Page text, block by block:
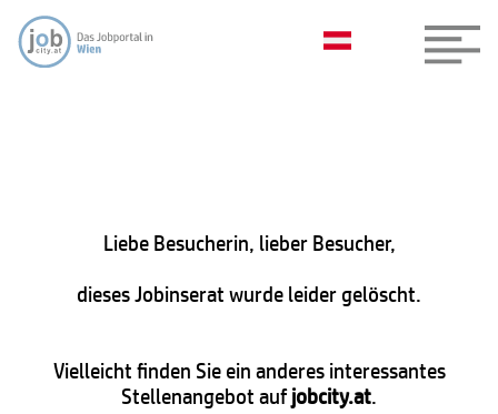
Liebe Besucherin, lieber Besucher,
dieses Jobinserat wurde leider gelöscht.
Vielleicht finden Sie ein anderes interessantes
Stellenangebot aufjobcity.at.